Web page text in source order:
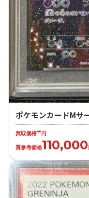
ポケモンカードMサ
買取価格- 円
質参考価格110,000